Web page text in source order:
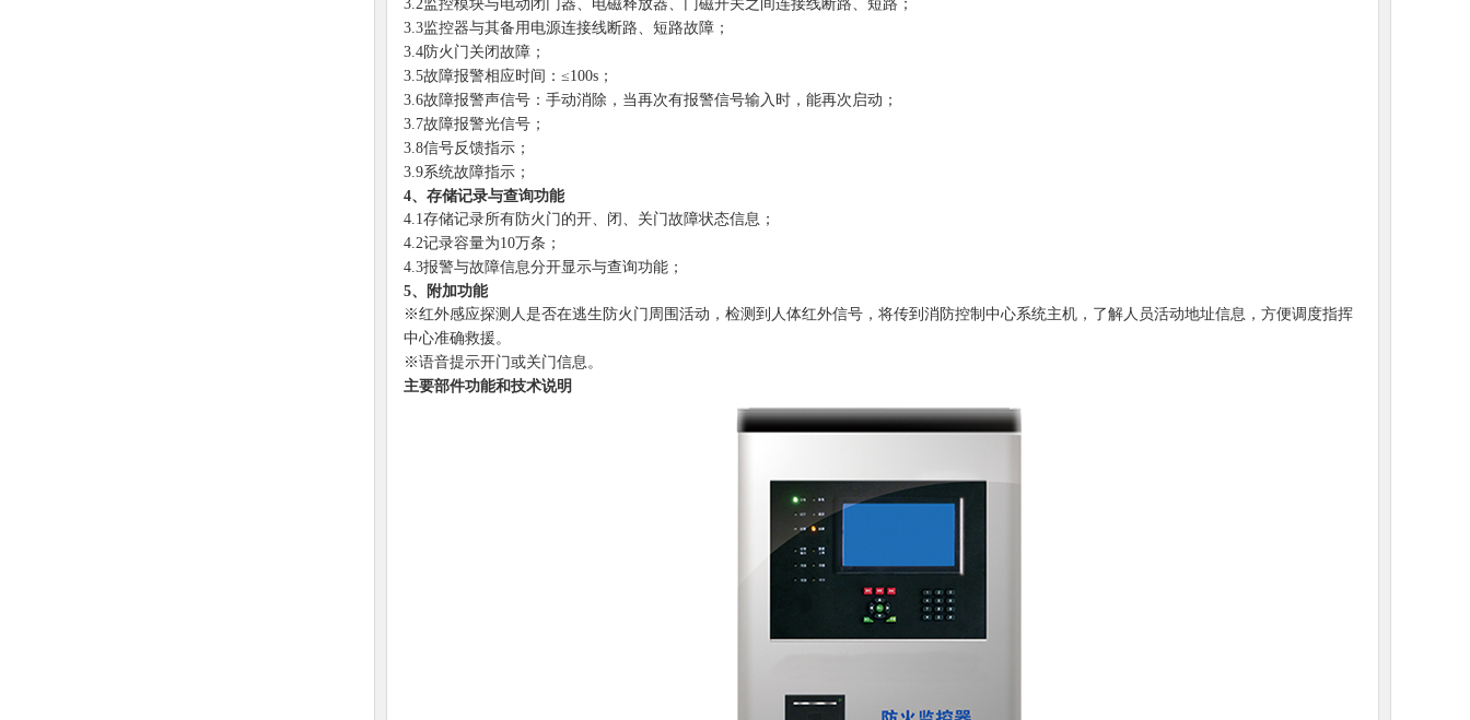
3.2监控模块与电动闭门器、电磁释放器、门磁开关之间连接线断路、短路；
3.3监控器与其备用电源连接线断路、短路故障；
3.4防火门关闭故障；
3.5故障报警相应时间：≤100s；
3.6故障报警声信号：手动消除，当再次有报警信号输入时，能再次启动；
3.7故障报警光信号；
3.8信号反馈指示；
3.9系统故障指示；
4、存储记录与查询功能
4.1存储记录所有防火门的开、闭、关门故障状态信息；
4.2记录容量为10万条；
4.3报警与故障信息分开显示与查询功能；
5、附加功能
※红外感应探测人是否在逃生防火门周围活动，检测到人体红外信号，将传到消防控制中心系统主机，了解人员活动地址信息，方便调度指挥
中心准确救援。
※语音提示开门或关门信息。
主要部件功能和技术说明